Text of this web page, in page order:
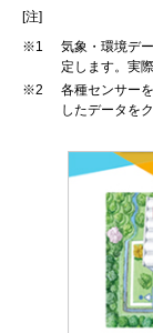
[注]
※1
気象・環境デ
定します。実
※2
各種センサー
したデータを